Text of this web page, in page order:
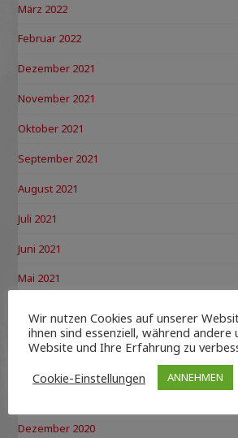
März 2022
Februar 2022
Dezember 2021
November 2021
Oktober 2021
September 2021
August 2021
Juli 2021
Juni 2021
Mai 2021
März 2021
Dezember 2020
Wir nutzen Cookies auf unserer
ihnen sind essenziell, während andere
Website und Ihre Erfahrung zu
Cookie-Einstellungen
ANNEHMEN